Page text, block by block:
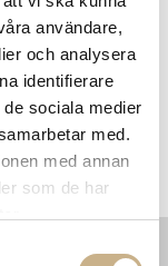
användare,
och analysera
identifierare
sociala medier
med.
med annan
som de har
- Quaderna